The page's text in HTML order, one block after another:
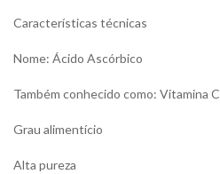
Características técnicas
Nome: Ácido Ascórbico
Também conhecido como: Vitamina C
Grau alimentício
Alta pureza